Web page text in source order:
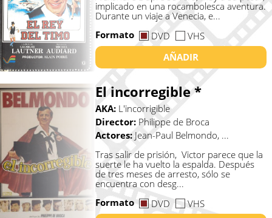
implicado en una rocambolesca aventura.
Durante un viaje a Venecia, e...
Formato
DVD
VHS
AÑADIR
El incorregible *
AKA: L'incorrigible
Director: Philippe de Broca
Actores: Jean-Paul Belmondo, ...
Tras salir de prisión, Victor parece que la
suerte le ha vuelto la espalda. Después
de tres meses de arresto, sólo se
encuentra con desg...
Formato
DVD
VHS